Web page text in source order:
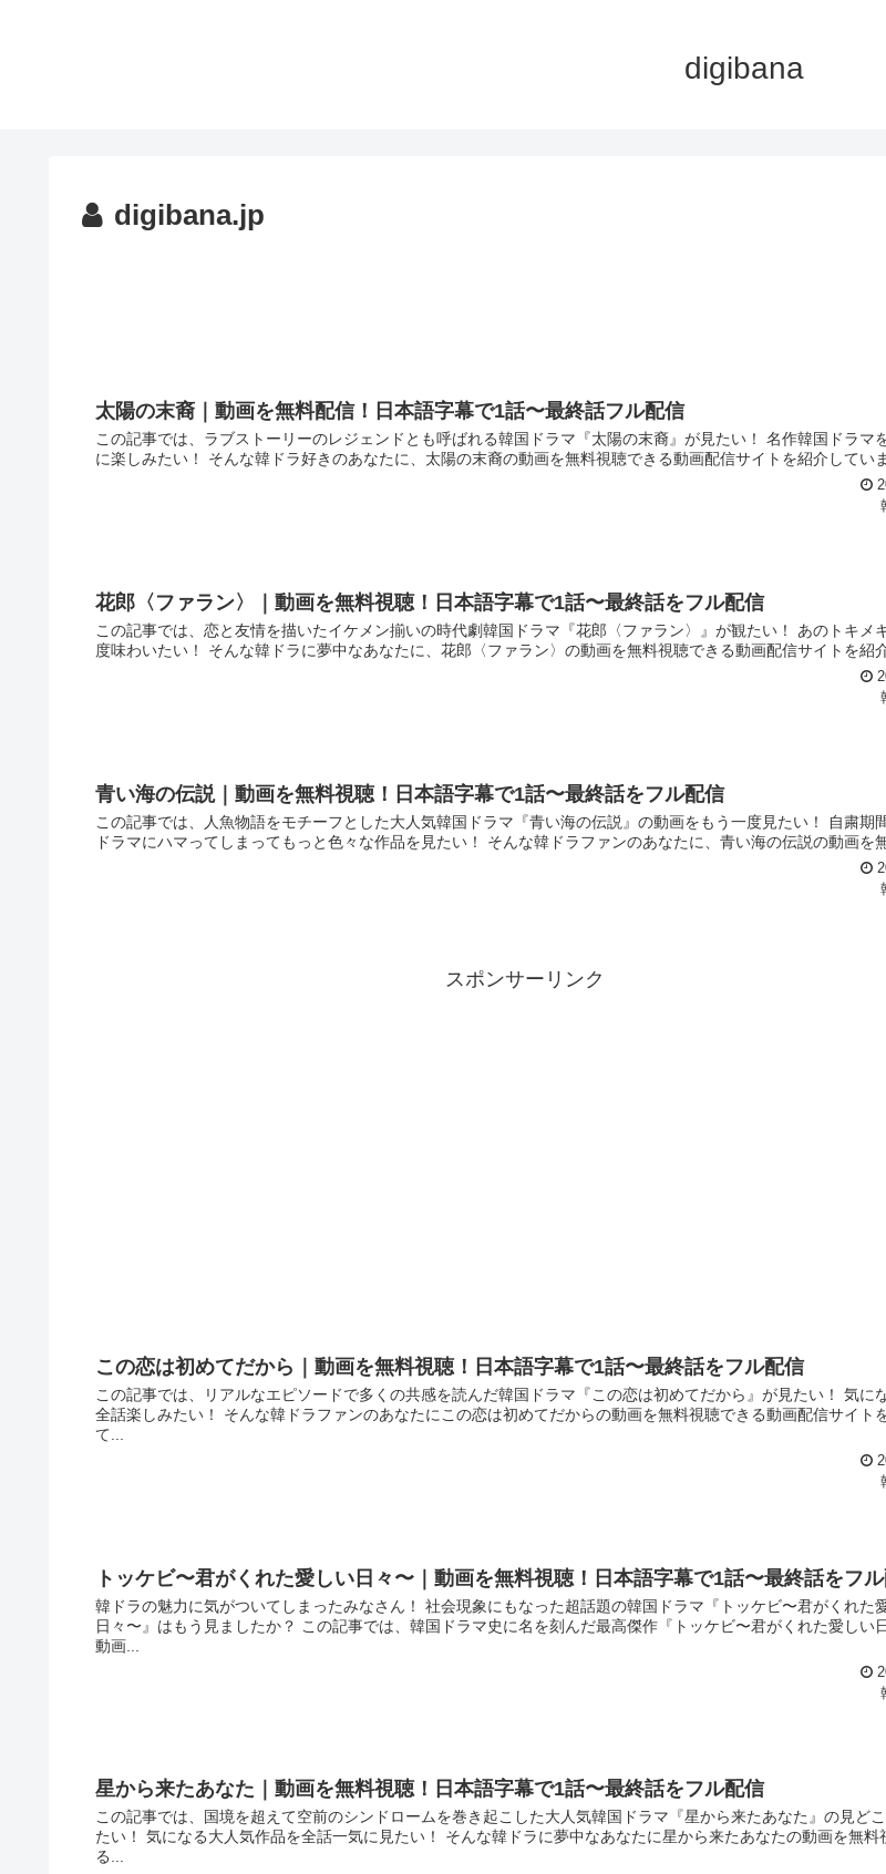
digibana
digibana.jp
太陽の末裔｜動画を無料配信！日本語字幕で1話〜最終話フル配信
この記事では、ラブストーリーのレジェンドとも呼ばれる韓国ドラマ『太陽の末裔』が見たい！ 名作韓国ドラマ
に楽しみたい！ そんな韓ドラ好きのあなたに、太陽の末裔の動画を無料視聴できる動画配信サイトを紹介してい
花郎〈ファラン〉｜動画を無料視聴！日本語字幕で1話〜最終話をフル配信
この記事では、恋と友情を描いたイケメン揃いの時代劇韓国ドラマ『花郎〈ファラン〉』が観たい！ あのトキメ
度味わいたい！ そんな韓ドラに夢中なあなたに、花郎〈ファラン〉の動画を無料視聴できる動画配信サイトを紹
青い海の伝説｜動画を無料視聴！日本語字幕で1話〜最終話をフル配信
この記事では、人魚物語をモチーフとした大人気韓国ドラマ『青い海の伝説』の動画をもう一度見たい！ 自粛期
ドラマにハマってしまってもっと色々な作品を見たい！ そんな韓ドラファンのあなたに、青い海の伝説の動画を
スポンサーリンク
この恋は初めてだから｜動画を無料視聴！日本語字幕で1話〜最終話をフル配信
この記事では、リアルなエピソードで多くの共感を読んだ韓国ドラマ『この恋は初めてだから』が見たい！ 気に
全話楽しみたい！ そんな韓ドラファンのあなたにこの恋は初めてだからの動画を無料視聴できる動画配信サイト
て...
トッケビ〜君がくれた愛しい日々〜｜動画を無料視聴！日本語字幕で1話〜最終話をフ
韓ドラの魅力に気がついてしまったみなさん！ 社会現象にもなった超話題の韓国ドラマ『トッケビ〜君がくれた
日々〜』はもう見ましたか？ この記事では、韓国ドラマ史に名を刻んだ最高傑作『トッケビ〜君がくれた愛しい
動画...
星から来たあなた｜動画を無料視聴！日本語字幕で1話〜最終話をフル配信
この記事では、国境を超えて空前のシンドロームを巻き起こした大人気韓国ドラマ『星から来たあなた』の見ど
たい！ 気になる大人気作品を全話一気に見たい！ そんな韓ドラに夢中なあなたに星から来たあなたの動画を無料
る...